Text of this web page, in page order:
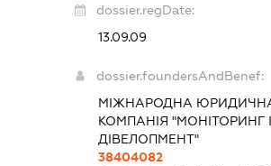
dossier.regDate:
13.09.09
dossier.foundersAndBenef:
МІЖНАРОДНА
КОМПАНІЯ "МОНІТОРИНГ
ДІВЕЛОПМЕНТ"
38404082